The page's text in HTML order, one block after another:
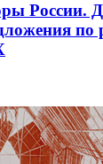
России.
по